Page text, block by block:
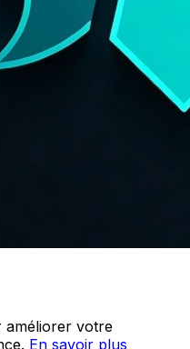
améliorer votre
En savoir plus